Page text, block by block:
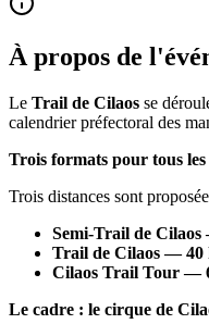
À propos de
Le Trail de Cilaos se
calendrier préfectoral des
Trois formats pour tous
Trois distances sont
Semi-Trail de
Trail de Cilaos — 40
Cilaos Trail Tour —
Le cadre : le cirque de